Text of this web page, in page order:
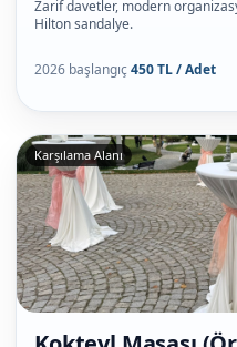
Zarif davetler, modern
Hilton sandalye.
2026 başlangıç450 TL / Adet
Karşılama Alanı